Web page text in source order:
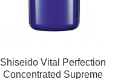
Shiseido Vital Perfection
Concentrated Supreme